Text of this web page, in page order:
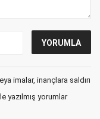
imalar, inançlara saldırı
yazılmış yorumlar